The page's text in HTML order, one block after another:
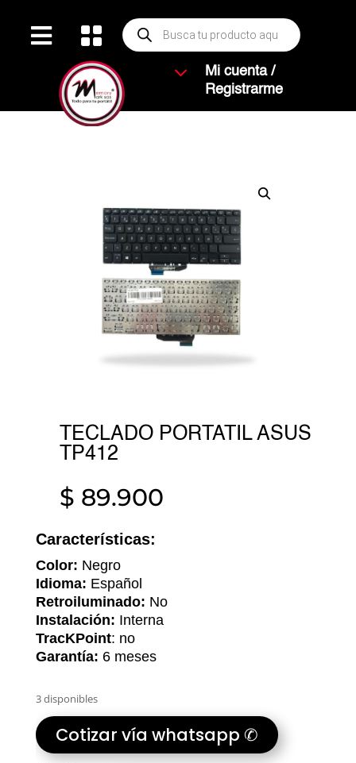
  Búsqueda
de
productos
3
Mi cuenta /
Registrarme
TECLADO PORTATIL ASUS
TP412
$ 89.900
Características:
Color: Negro
Idioma: Español
Retroiluminado: No
Instalación: Interna
TracKPoint: no
Garantía: 6 meses
3 disponibles
Cotizar vía whatsapp ✆